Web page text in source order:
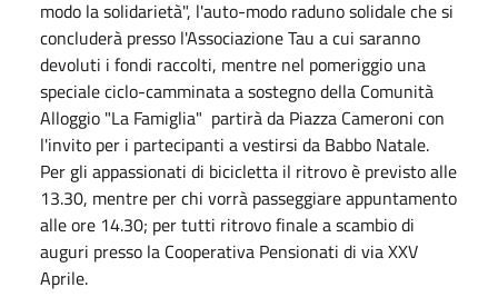
modo la solidarietà", l'auto-modo raduno solidale che si
concluderà presso l'Associazione Tau a cui saranno
devoluti i fondi raccolti, mentre nel pomeriggio una
speciale ciclo-camminata a sostegno della Comunità
Alloggio "La Famiglia" partirà da Piazza Cameroni con
l'invito per i partecipanti a vestirsi da Babbo Natale.
Per gli appassionati di bicicletta il ritrovo è previsto alle
13.30, mentre per chi vorrà passeggiare appuntamento
alle ore 14.30; per tutti ritrovo finale a scambio di
auguri presso la Cooperativa Pensionati di via XXV
Aprile.